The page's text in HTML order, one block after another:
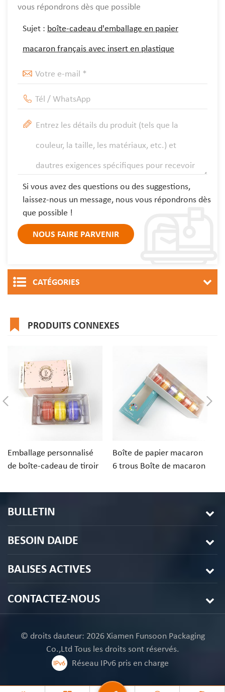
vous répondrons dès que possible
Sujet : boîte-cadeau d'emballage en papier
macaron français avec insert en plastique
Si vous avez des questions ou des suggestions,
laissez-nous un message, nous vous répondrons dès
que possible !
CATÉGORIES
PRODUITS CONNEXES
Emballage personnalisé
de boîte-cadeau de tiroir
desserts 3PCS
Boîte de papier macaron
6 trous Boîte de macaron
personnalisée
BULLETIN
BESOIN DAIDE
BALISES ACTIVES
CONTACTEZ-NOUS
© droits dauteur: 2026 Xiamen Funsoon Packaging
Co.,Ltd Tous les droits sont réservés.
Réseau IPv6 pris en charge